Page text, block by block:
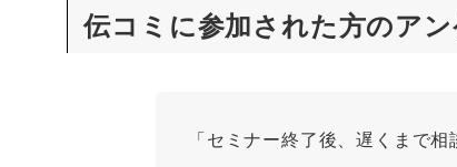
伝コミに参加された方のアン
「セミナー終了後、遅くまで